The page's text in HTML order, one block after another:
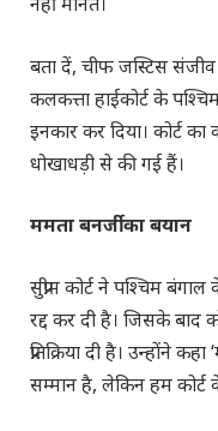
बता दें, चीफ जस्टिस
कलकत्ता हाईकोर्ट के
इनकार कर दिया। कोर्ट का
धोखाधड़ी से की गई हैं।
ममता बनर्जी का बयान
सुप्रीम कोर्ट ने पश्चिम
रद्द कर दी है। जिसके बाद
प्रतिक्रिया दी है। उन्होंने
सम्मान है, लेकिन हम